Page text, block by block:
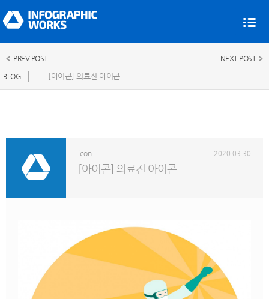
BLOG [아이콘] 의료진 아이콘
PREV POST NEXT POST
icon
[아이콘] 의료진 아이콘
2020.03.30